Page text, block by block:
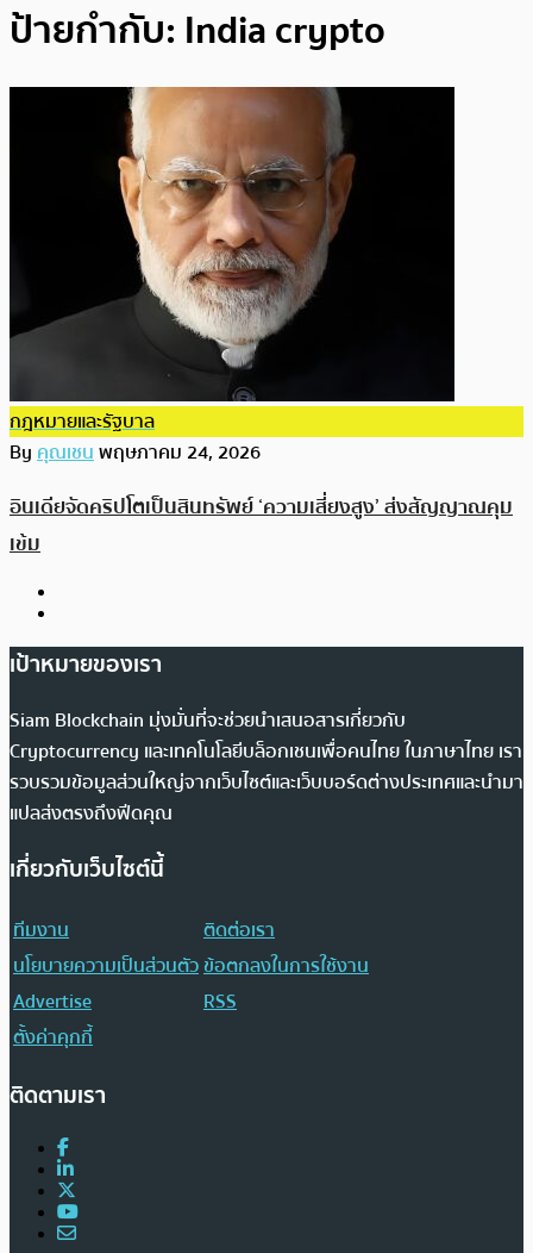
ป้ายกำกับ: India crypto
กฎหมายและรัฐบาล
Byคุณเชนพฤษภาคม 24, 2026
อินเดียจัดคริปโตเป็นสินทรัพย์ ‘ความเสี่ยงสูง’ ส่งสัญญาณคุม
เข้ม
เป้าหมายของเรา
Siam Blockchain มุ่งมั่นที่จะช่วยนำเสนอสารเกี่ยวกับ
Cryptocurrency และเทคโนโลยีบล็อกเชนเพื่อคนไทย ในภาษาไทย เรา
รวบรวมข้อมูลส่วนใหญ่จากเว็บไซต์และเว็บบอร์ดต่างประเทศและนำมา
แปลส่งตรงถึงฟีดคุณ
เกี่ยวกับเว็บไซต์นี้
ทีมงาน
ติดต่อเรา
นโยบายความเป็นส่วนตัวข้อตกลงในการใช้งาน
Advertise
RSS
ตั้งค่าคุกกี้
ติดตามเรา